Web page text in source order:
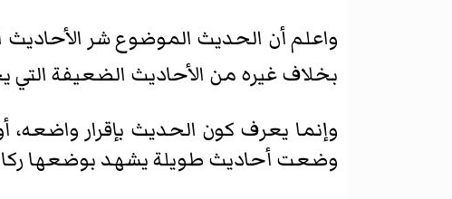
واعلم أن الحديث الموضوع شر الأحاديث
بخلاف غيره من الأحاديث الضعيفة التي
وإنما يعرف كون الحديث بإقرار واضعه،
وضعت أحاديث طويلة يشهد بوضعها